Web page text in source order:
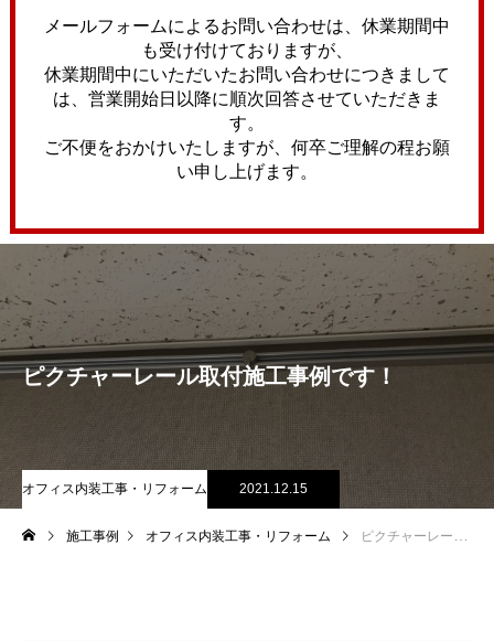
メールフォームによるお問い合わせは、休業期間中
も受け付けておりますが、
休業期間中にいただいたお問い合わせにつきまして
は、営業開始日以降に順次回答させていただきま
す。
ご不便をおかけいたしますが、何卒ご理解の程お願
い申し上げます。
ピクチャーレール取付施工事例です！
オフィス内装工事・リフォーム 2021.12.15
施工事例 オフィス内装工事・リフォーム ピクチャーレール取付施工事例です！